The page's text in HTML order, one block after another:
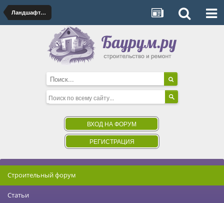
Ландшафтный дизайн
ВХОД НА ФОРУМ
РЕГИСТРАЦИЯ
Строительный форум
Статьи